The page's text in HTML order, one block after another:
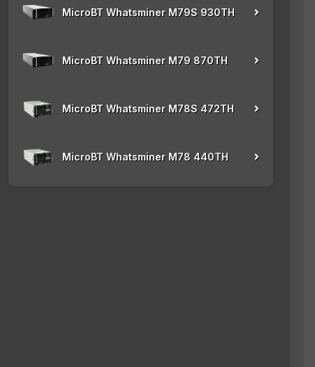
MicroBT Whatsminer M79S 930TH
MicroBT Whatsminer M79 870TH
MicroBT Whatsminer M78S 472TH
MicroBT Whatsminer M78 440TH